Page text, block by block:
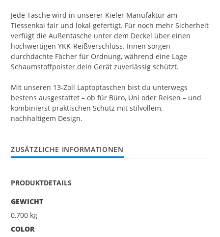
Jede Tasche wird in unserer Kieler Manufaktur am
Tiessenkai fair und lokal gefertigt. Für noch mehr Sicherheit
verfügt die Außentasche unter dem Deckel über einen
hochwertigen YKK-Reißverschluss. Innen sorgen
durchdachte Fächer für Ordnung, während eine Lage
Schaumstoffpolster dein Gerät zuverlässig schützt.
Mit unseren 13-Zoll Laptoptaschen bist du unterwegs
bestens ausgestattet – ob für Büro, Uni oder Reisen – und
kombinierst praktischen Schutz mit stilvollem,
nachhaltigem Design.
ZUSÄTZLICHE INFORMATIONEN
PRODUKTDETAILS
GEWICHT
0,700 kg
COLOR